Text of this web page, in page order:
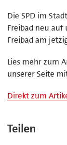
Die SPD im
Freibad neu auf
Freibad am
Lies mehr zum
unserer Seite
Direkt zum
Teilen